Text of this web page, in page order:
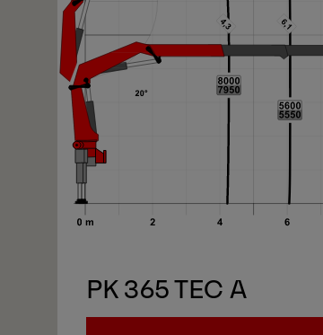
PK 365 TEC A